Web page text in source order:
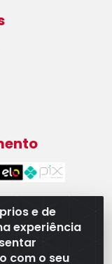
e de
experiência
com o seu
- CNPJ
667 - Parque
74375-660